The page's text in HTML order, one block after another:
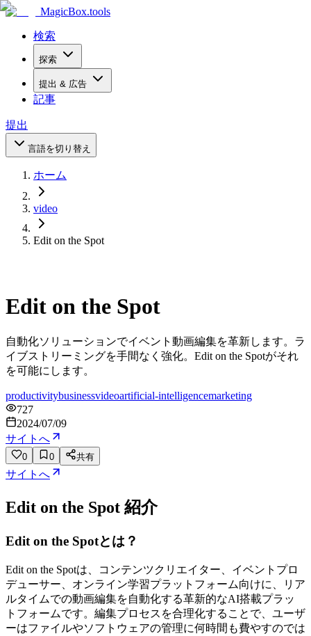
MagicBox.tools
検索
探索
提出 & 広告
記事
提出
言語を切り替え
ホーム
video
Edit on the Spot
Edit on the Spot
自動化ソリューションでイベント動画編集を革新します。ラ
イブストリーミングを手間なく強化。Edit on the Spotがそれ
を可能にします。
productivitybusinessvideoartificial-intelligencemarketing
727
2024/07/09
サイトへ
0 0 共有
サイトへ
Edit on the Spot 紹介
Edit on the Spotとは？
Edit on the Spotは、コンテンツクリエイター、イベントプロ
デューサー、オンライン学習プラットフォーム向けに、リア
ルタイムでの動画編集を自動化する革新的なAI搭載プラッ
トフォームです。編集プロセスを合理化することで、ユーザ
ーはファイルやソフトウェアの管理に何時間も費やすのでは